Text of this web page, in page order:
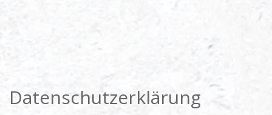
Datenschutzerklärung